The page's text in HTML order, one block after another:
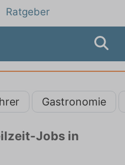
Ratgeber
Gastronomie
Jobs in